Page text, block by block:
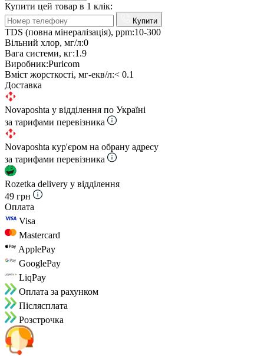
Купити цей товар в 1 клік:
Купити
TDS (повна мінералізація), ppm:10-300
Вільний хлор, мг/л:0
Вага системи, кг:1.9
Виробник:Puricom
Вміст жорсткості, мг-екв/л:< 0.1
Доставка
Novaposhta у відділення по Україні
за тарифами перевізника
Novaposhta кур'єром на обрану адресу
за тарифами перевізника
Rozetka delivery у відділення
49 грн
Оплата
Visa
Mastercard
ApplePay
GooglePay
LiqPay
Оплата за рахунком
Пiслясплата
Розстрочка